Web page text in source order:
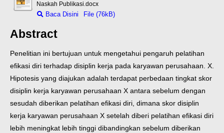
Naskah Publikasi.docx
Baca Disini File (76kB)
Abstract
Penelitian ini bertujuan untuk mengetahui pengaruh pelatihan
efikasi diri terhadap disiplin kerja pada karyawan perusahaan. X.
Hipotesis yang diajukan adalah terdapat perbedaan tingkat skor
disiplin kerja karyawan perusahaan X antara sebelum dengan
sesudah diberikan pelatihan efikasi diri, dimana skor disiplin
kerja karyawan perusahaan X setelah diberi pelatihan efikasi diri
lebih meningkat lebih tinggi dibandingkan sebelum diberikan